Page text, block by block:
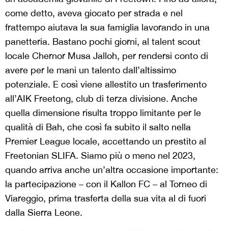
come detto, aveva giocato per strada e nel
frattempo aiutava la sua famiglia lavorando in una
panetteria. Bastano pochi giorni, al talent scout
locale Chernor Musa Jalloh, per rendersi conto di
avere per le mani un talento dall’altissimo
potenziale. E così viene allestito un trasferimento
all’AIK Freetong, club di terza divisione. Anche
quella dimensione risulta troppo limitante per le
qualità di Bah, che così fa subito il salto nella
Premier League locale, accettando un prestito al
Freetonian SLIFA. Siamo più o meno nel 2023,
quando arriva anche un’altra occasione importante:
la partecipazione – con il Kallon FC – al Torneo di
Viareggio, prima trasferta della sua vita al di fuori
dalla Sierra Leone.